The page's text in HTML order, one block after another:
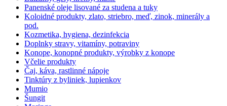
Panenské oleje lisované za studena a tuky
Koloidné produkty, zlato, striebro, meď, zinok, minerály a
pod.
Kozmetika, hygiena, dezinfekcia
Doplnky stravy, vitamíny, potraviny
Konope, konopné produkty, výrobky z konope
Včelie produkty
Čaj, káva, rastlinné nápoje
Tinktúry z byliniek, lupienkov
Mumio
Šungit